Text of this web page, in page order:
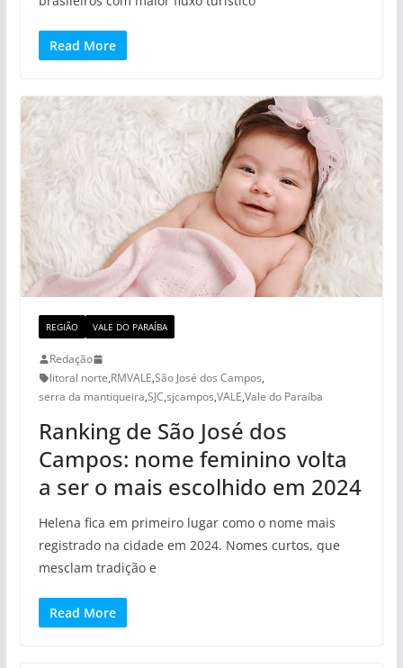
Read More
REGIÃO VALE DO PARAÍBA
Redação
litoral norte,RMVALE,São José dos Campos,
serra da mantiqueira,SJC,sjcampos,VALE,Vale do Paraíba
Ranking de São José dos
Campos: nome feminino volta
a ser o mais escolhido em 2024
Helena fica em primeiro lugar como o nome mais
registrado na cidade em 2024. Nomes curtos, que
mesclam tradição e
Read More